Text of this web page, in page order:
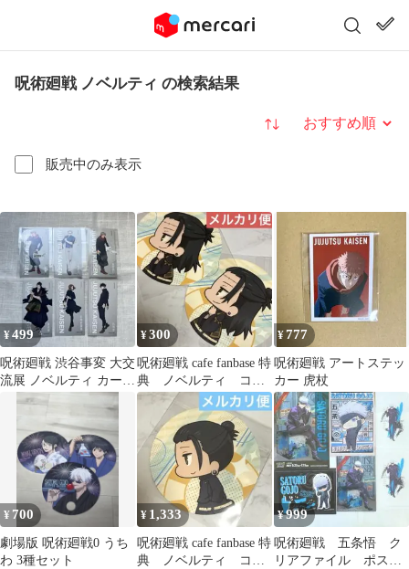
呪術廻戦 ノベルティ の検索結果
販売中のみ表示
並び替え
¥499
呪術廻戦 渋谷事変 大交
流展 ノベルティ カード
6点セット
¥300
呪術廻戦 cafe fanbase 特
典 ノベルティ コー
スター 夏油 傑 羂索
¥777
呪術廻戦 アートステッ
カー 虎杖
¥ 700
劇場版 呪術廻戦0 うち
わ 3種セット
¥ 1,333
呪術廻戦 cafe fanbase 特
典 ノベルティ コー
¥999
呪術廻戦 五条悟 ク
リアファイル ポスト